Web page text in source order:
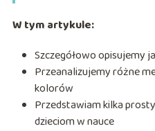
W tym artykule:
Szczegółowo opisujemy
Przeanalizujemy różne
kolorów
Przedstawiam kilka
dzieciom w nauce